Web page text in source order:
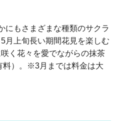
にもさまざまな種類のサクラ
月上旬長い期間花見を楽しむ
く花々を愛でながらの抹茶
料）。※3月までは料金は大